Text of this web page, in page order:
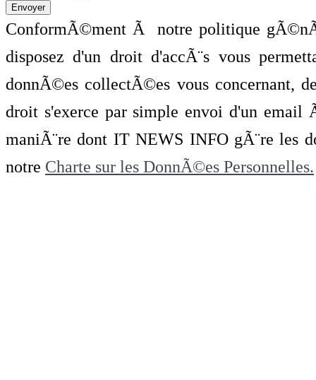
ConformÃ©ment Ã notre politique
disposez d'un droit d'accÃ¨s vous
donnÃ©es collectÃ©es vous concernant,
droit s'exerce par simple envoi d'un
maniÃ¨re dont IT NEWS INFO gÃ¨re les
notre Charte sur les DonnÃ©es Personnelles.